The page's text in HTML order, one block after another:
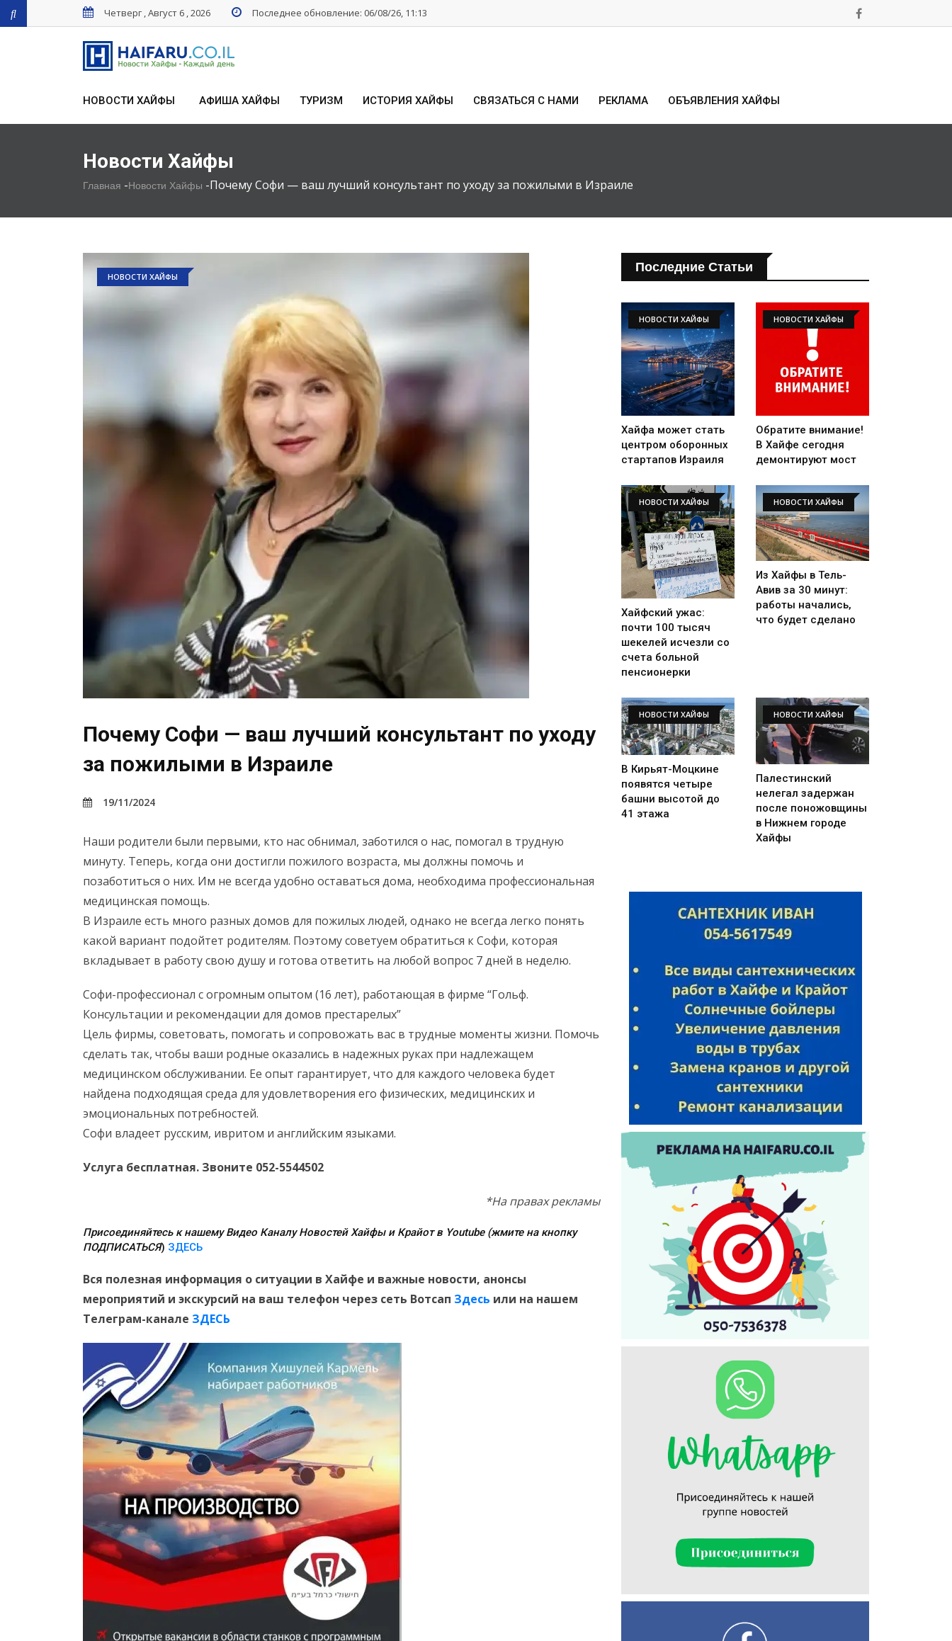
Четверг , Август 6 , 2026 Последнее обновление: 06/08/26, 11:13
НОВОСТИ ХАЙФЫ АФИША ХАЙФЫ ТУРИЗМ ИСТОРИЯ ХАЙФЫ СВЯЗАТЬСЯ С НАМИ РЕКЛАМА ОБЪЯВЛЕНИЯ ХАЙФЫ
Новости Хайфы
Главная -Новости Хайфы -Почему Софи — ваш лучший консультант по уходу за пожилыми в Израиле
НОВОСТИ ХАЙФЫ
Почему Софи — ваш лучший консультант по уходу
за пожилыми в Израиле
19/11/2024
Наши родители были первыми, кто нас обнимал, заботился о нас, помогал в трудную
минуту. Теперь, когда они достигли пожилого возраста, мы должны помочь и
позаботиться о них. Им не всегда удобно оставаться дома, необходима профессиональная
медицинская помощь.
В Израиле есть много разных домов для пожилых людей, однако не всегда легко понять
какой вариант подойтет родителям. Поэтому советуем обратиться к Софи, которая
вкладывает в работу свою душу и готова ответить на любой вопрос 7 дней в неделю.
Софи-профессионал с огромным опытом (16 лет), работающая в фирме “Гольф.
Консультации и рекомендации для домов престарелых”
Цель фирмы, советовать, помогать и сопровожать вас в трудные моменты жизни. Помочь
сделать так, чтобы ваши родные оказались в надежных руках при надлежащем
медицинском обслуживании. Ее опыт гарантирует, что для каждого человека будет
найдена подходящая среда для удовлетворения его физических, медицинских и
эмоциональных потребностей.
Софи владеет русским, ивритом и английским языками.
Услуга бесплатная. Звоните 052-5544502
*На правах рекламы
Присоединяйтесь к нашему Видео Каналу Новостей Хайфы и Крайот в Youtube (жмите на кнопку
ПОДПИСАТЬСЯ) ЗДЕСЬ
Вся полезная информация о ситуации в Хайфе и важные новости, анонсы
мероприятий и экскурсий на ваш телефон через сеть Вотсап Здесь или на нашем
Телеграм-канале ЗДЕСЬ
Последние Статьи
НОВОСТИ ХАЙФЫ
Хайфа может стать
центром оборонных
стартапов Израиля
НОВОСТИ ХАЙФЫ
Обратите внимание!
В Хайфе сегодня
демонтируют мост
НОВОСТИ ХАЙФЫ
Хайфский ужас:
почти 100 тысяч
шекелей исчезли со
счета больной
пенсионерки
НОВОСТИ ХАЙФЫ
Из Хайфы в Тель-
Авив за 30 минут:
работы начались,
что будет сделано
НОВОСТИ ХАЙФЫ
В Кирьят-Моцкине
появятся четыре
башни высотой до
41 этажа
НОВОСТИ ХАЙФЫ
Палестинский
нелегал задержан
после поножовщины
в Нижнем городе
Хайфы